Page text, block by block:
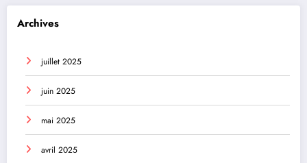
Archives
juillet 2025
juin 2025
mai 2025
avril 2025